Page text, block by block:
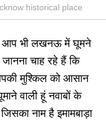
historical place
आप भी लखनऊ में घूमने
चाह रहे हैं कि
मुश्किल को आसान
वाली हूं नवाबों के
नाम है इमामबाड़ा